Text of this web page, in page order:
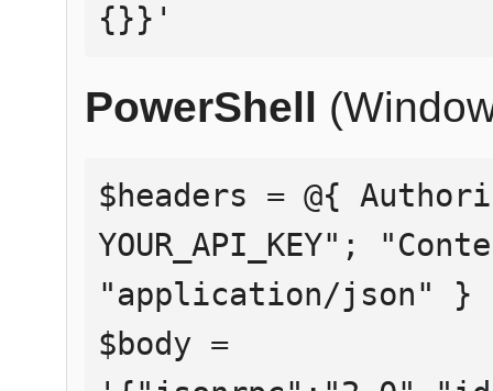
{}}'
PowerShell
$headers = @{
YOUR_API_KEY";
"application/json" }
$body =